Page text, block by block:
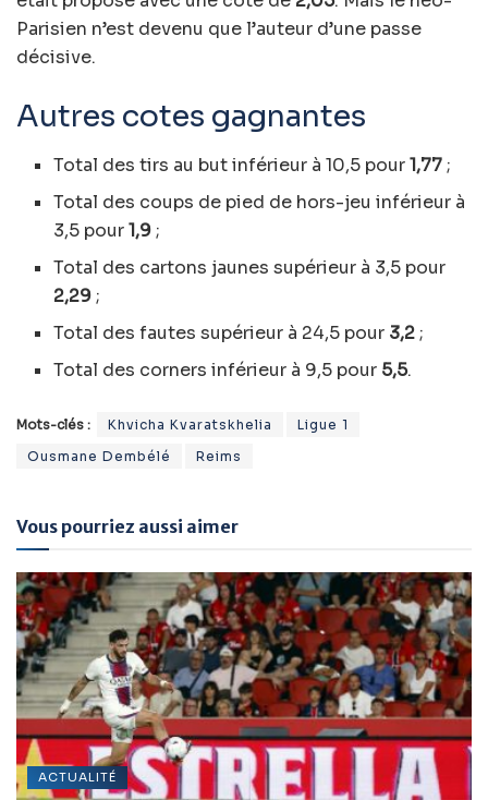
Parisien n’est devenu que l’auteur d’une passe
décisive.
Autres cotes gagnantes
Total des tirs au but inférieur à 10,5 pour1,77;
Total des coups de pied de hors-jeu inférieur à
3,5 pour1,9;
Total des cartons jaunes supérieur à 3,5 pour
2,29;
Total des fautes supérieur à 24,5 pour 3,2;
Total des corners inférieur à 9,5 pour 5,5.
Mots-clés : Khvicha Kvaratskhelia
Ligue 1
Ousmane Dembélé
Reims
Vous pourriez aussi aimer
ACTUALITÉ